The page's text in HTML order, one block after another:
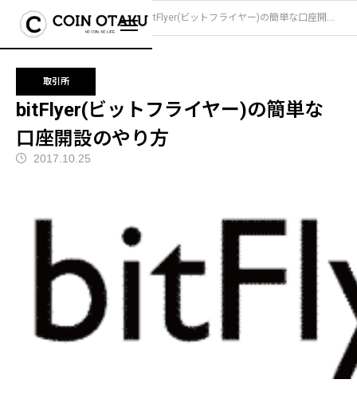
ブログ 取引所 bitFlyer(ビットフライヤー)の簡単な口座開設のやり方
取引所
bitFlyer(ビットフライヤー)の簡単な
口座開設のやり方
2017.10.25